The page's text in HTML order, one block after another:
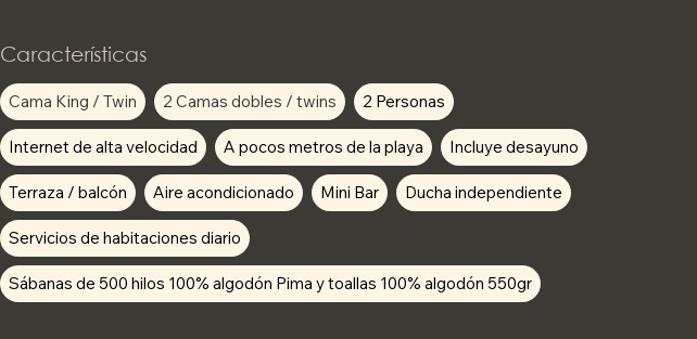
Características
Cama King / Twin 2 Camas dobles / twins 2 Personas
Internet de alta velocidad A pocos metros de la playa Incluye desayuno
Terraza / balcón Aire acondicionado Mini Bar Ducha independiente
Servicios de habitaciones diario
Sábanas de 500 hilos 100% algodón Pima y toallas 100% algodón 550gr